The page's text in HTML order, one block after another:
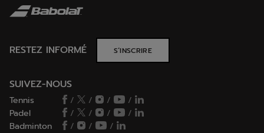
RESTEZ INFORMÉ S’INSCRIRE
SUIVEZ-NOUS
Tennis / / /
/
Padel
/ / /
/
Badminton
/ / /